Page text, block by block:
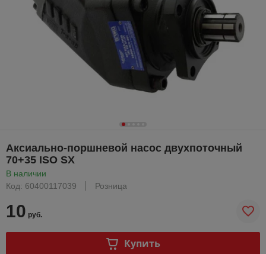
Аксиально-поршневой насос двухпоточный
70+35 ISO SX
В наличии
Код: 60400117039
Розница
10 руб.
Купить